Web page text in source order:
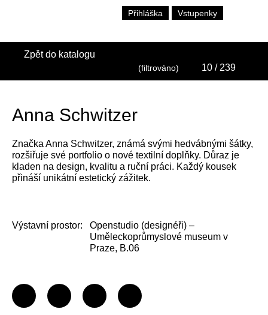
Přihláška Vstupenky
Zpět do katalogu
(filtrováno) 10 / 239
Anna Schwitzer
Značka Anna Schwitzer, známá svými hedvábnými šátky,
rozšiřuje své portfolio o nové textilní doplňky. Důraz je
kladen na design, kvalitu a ruční práci. Každý kousek
přináší unikátní estetický zážitek.
Výstavní prostor:
Openstudio (designéři) –
Uměleckoprůmyslové museum v
Praze, B.06